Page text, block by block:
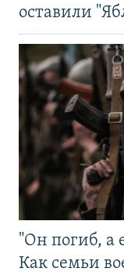
оставили
"Он погиб, а
Как семьи